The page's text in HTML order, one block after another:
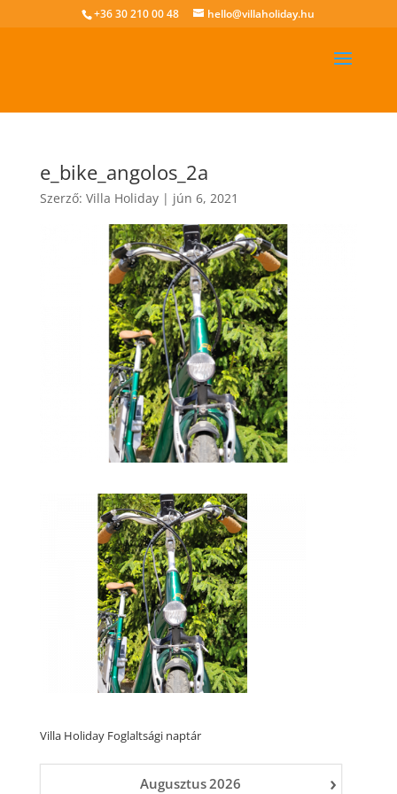
+36 30 210 00 48 hello@villaholiday.hu
e_bike_angolos_2a
Szerző: Villa Holiday| jún 6, 2021
Villa Holiday Foglaltsági naptár
›
Augusztus2026